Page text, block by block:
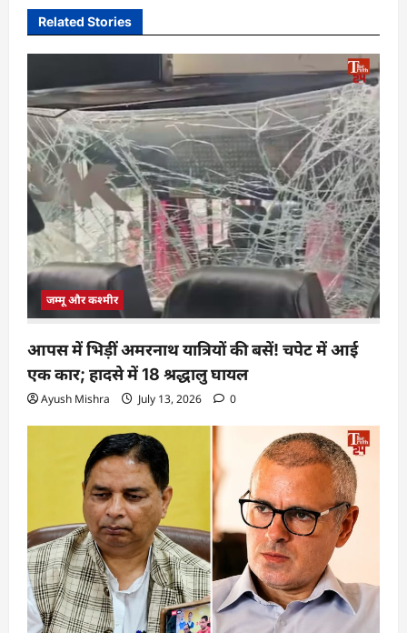
Related Stories
जम्मू और कश्मीर
आपस में भिड़ीं अमरनाथ यात्रियों की बसें! चपेट में आई
एक कार; हादसे में 18 श्रद्धालु घायल
Ayush Mishra July 13, 2026 0